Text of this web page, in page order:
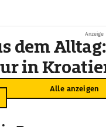
Alle anzeigen
Anzeige
dem Alltag:
in